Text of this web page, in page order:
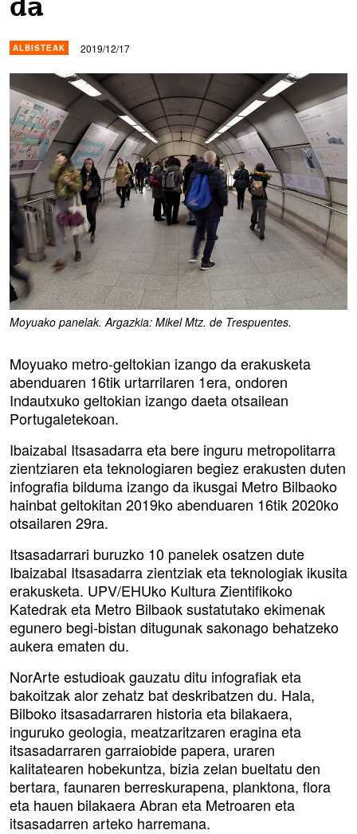
ALBISTEAK 2019/12/17
Moyuako panelak. Argazkia: Mikel Mtz. de Trespuentes.
Moyuako metro-geltokian izango da erakusketa
abenduaren 16tik urtarrilaren 1era, ondoren
Indautxuko geltokian izango daeta otsailean
Portugaletekoan.
Ibaizabal Itsasadarra eta bere inguru metropolitarra
zientziaren eta teknologiaren begiez erakusten duten
infografia bilduma izango da ikusgai Metro Bilbaoko
hainbat geltokitan 2019ko abenduaren 16tik 2020ko
otsailaren 29ra.
Itsasadarrari buruzko 10 panelek osatzen dute
Ibaizabal Itsasadarra zientziak eta teknologiak ikusita
erakusketa. UPV/EHUko Kultura Zientifikoko
Katedrak eta Metro Bilbaok sustatutako ekimenak
egunero begi-bistan ditugunak sakonago behatzeko
aukera ematen du.
NorArte estudioak gauzatu ditu infografiak eta
bakoitzak alor zehatz bat deskribatzen du. Hala,
Bilboko itsasadarraren historia eta bilakaera,
inguruko geologia, meatzaritzaren eragina eta
itsasadarraren garraiobide papera, uraren
kalitatearen hobekuntza, bizia zelan bueltatu den
bertara, faunaren berreskurapena, planktona, flora
eta hauen bilakaera Abran eta Metroaren eta
itsasadarren arteko harremana.